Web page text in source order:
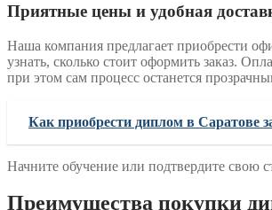
Приятные цены и удобная
Наша компания предлагает приобрести
узнать, сколько стоит оформить заказ.
при этом сам процесс останется
Как приобрести диплом в Саратове
Начните обучение или подтвердите свою
Преимущества покупки